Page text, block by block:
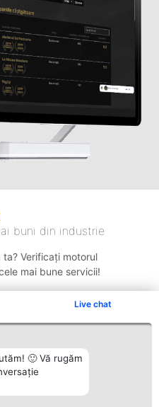
Live chat
🙂 Vă rugăm
buni din industrie
Verificați motorul
mai bune servicii!